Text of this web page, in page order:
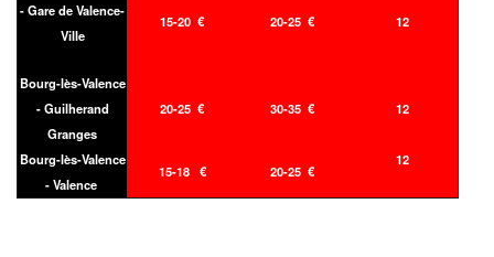
- Gare de Valence-
Ville
15-20 € 20-25 € 12
Bourg-lès-Valence
- Guilherand
Granges
20-25 € 30-35 € 12
Bourg-lès-Valence
- Valence
15-18 € 20-25 €
12